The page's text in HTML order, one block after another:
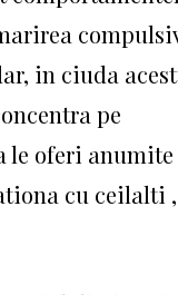
in ciuda
pe
le oferi anumite
cu ceilalti ,